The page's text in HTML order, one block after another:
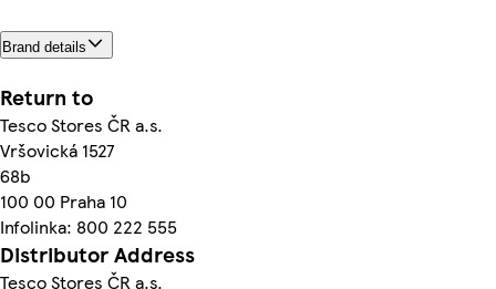
Brand details
Return to
Tesco Stores ČR a.s.
Vršovická 1527
68b
100 00 Praha 10
Infolinka: 800 222 555
Distributor Address
Tesco Stores ČR a.s.